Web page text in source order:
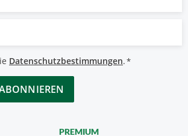
Datenschutzbestimmungen.*
PREMIUM